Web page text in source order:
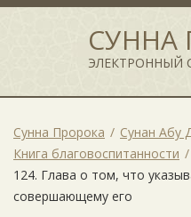
СУННА
ЭЛЕКТРОННЫЙ
Сунна Пророка
Сунан Абу
Книга благовоспитанности
124. Глава о том, что
совершающему его